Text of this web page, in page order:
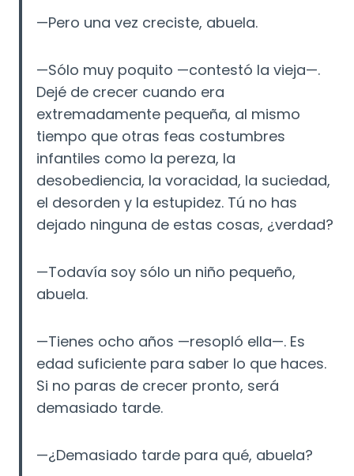
—Pero una vez creciste, abuela.
—Sólo muy poquito —contestó la vieja—.
Dejé de crecer cuando era
extremadamente pequeña, al mismo
tiempo que otras feas costumbres
infantiles como la pereza, la
desobediencia, la voracidad, la suciedad,
el desorden y la estupidez. Tú no has
dejado ninguna de estas cosas, ¿verdad?
—Todavía soy sólo un niño pequeño,
abuela.
—Tienes ocho años —resopló ella—. Es
edad suficiente para saber lo que haces.
Si no paras de crecer pronto, será
demasiado tarde.
—¿Demasiado tarde para qué, abuela?